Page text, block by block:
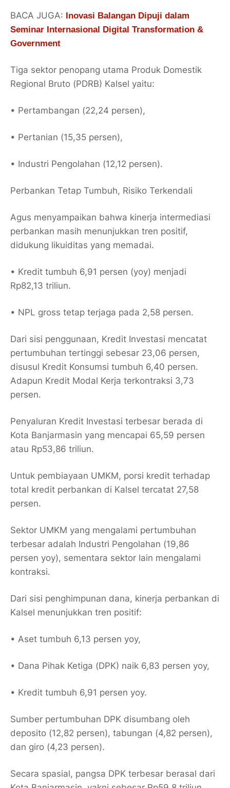
BACA JUGA:
Inovasi Balangan Dipuji dalam
Seminar Internasional Digital Transformation &
Government
Tiga sektor penopang utama Produk Domestik
Regional Bruto (PDRB) Kalsel yaitu:
• Pertambangan (22,24 persen),
• Pertanian (15,35 persen),
• Industri Pengolahan (12,12 persen).
Perbankan Tetap Tumbuh, Risiko Terkendali
Agus menyampaikan bahwa kinerja intermediasi
perbankan masih menunjukkan tren positif,
didukung likuiditas yang memadai.
• Kredit tumbuh 6,91 persen (yoy) menjadi
Rp82,13 triliun.
• NPL gross tetap terjaga pada 2,58 persen.
Dari sisi penggunaan, Kredit Investasi mencatat
pertumbuhan tertinggi sebesar 23,06 persen,
disusul Kredit Konsumsi tumbuh 6,40 persen.
Adapun Kredit Modal Kerja terkontraksi 3,73
persen.
Penyaluran Kredit Investasi terbesar berada di
Kota Banjarmasin yang mencapai 65,59 persen
atau Rp53,86 triliun.
Untuk pembiayaan UMKM, porsi kredit terhadap
total kredit perbankan di Kalsel tercatat 27,58
persen.
Sektor UMKM yang mengalami pertumbuhan
terbesar adalah Industri Pengolahan (19,86
persen yoy), sementara sektor lain mengalami
kontraksi.
Dari sisi penghimpunan dana, kinerja perbankan di
Kalsel menunjukkan tren positif:
• Aset tumbuh 6,13 persen yoy,
• Dana Pihak Ketiga (DPK) naik 6,83 persen yoy,
• Kredit tumbuh 6,91 persen yoy.
Sumber pertumbuhan DPK disumbang oleh
deposito (12,82 persen), tabungan (4,82 persen),
dan giro (4,23 persen).
Secara spasial, pangsa DPK terbesar berasal dari